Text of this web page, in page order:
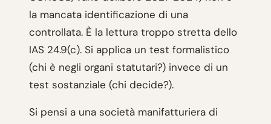
la mancata identificazione di una
controllata. È la lettura troppo stretta dello
IAS 24.9(c). Si applica un test formalistico
(chi è negli organi statutari?) invece di un
test sostanziale (chi decide?).
Si pensi a una società manifatturiera di